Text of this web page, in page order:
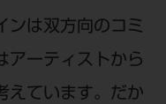
は双方向のコミ
アーティストから
えています。だか